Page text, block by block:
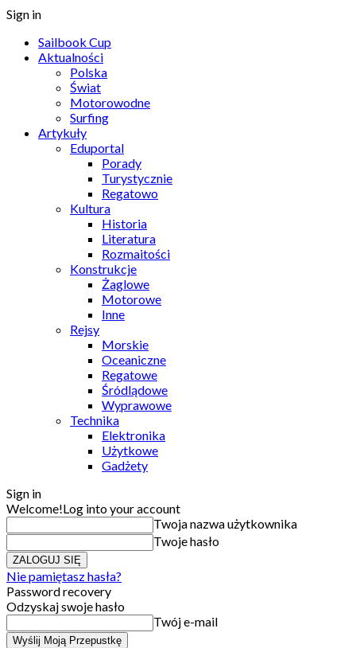
Sign in
Sailbook Cup
Aktualności
Polska
Świat
Motorowodne
Surfing
Artykuły
Eduportal
Porady
Turystycznie
Regatowo
Kultura
Historia
Literatura
Rozmaitości
Konstrukcje
Żaglowe
Motorowe
Inne
Rejsy
Morskie
Oceaniczne
Regatowe
Śródlądowe
Wyprawowe
Technika
Elektronika
Użytkowe
Gadżety
Sign in
Welcome!Log into your account
Twoja nazwa użytkownika
Twoje hasło
Nie pamiętasz hasła?
Password recovery
Odzyskaj swoje hasło
Twój e-mail